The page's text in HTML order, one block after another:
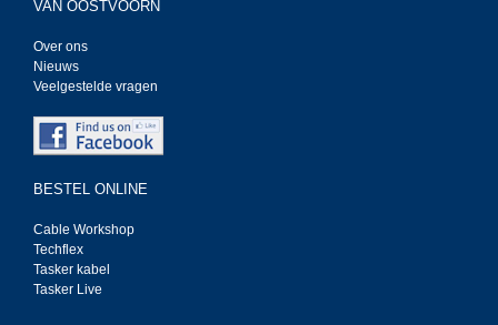
VAN OOSTVOORN
Over ons
Nieuws
Veelgestelde vragen
BESTEL ONLINE
Cable Workshop
Techflex
Tasker kabel
Tasker Live